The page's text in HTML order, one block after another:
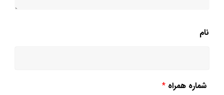
نام
شماره همراه *